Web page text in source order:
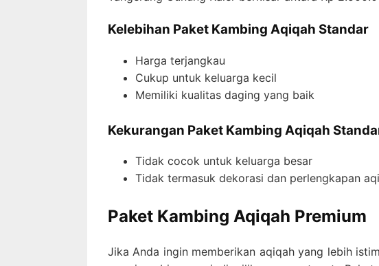
Kelebihan Paket Kambing Aqiqah Standar
Harga terjangkau
Cukup untuk keluarga kecil
Memiliki kualitas daging yang baik
Kekurangan Paket Kambing Aqiqah
Tidak cocok untuk keluarga besar
Tidak termasuk dekorasi dan perlengkapan
Paket Kambing Aqiqah Premium
Jika Anda ingin memberikan aqiqah yang lebih